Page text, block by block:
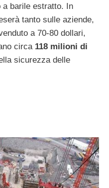
a barile estratto. In
tanto sulle aziende,
a 70-80 dollari,
circa 118 milioni di
sicurezza delle